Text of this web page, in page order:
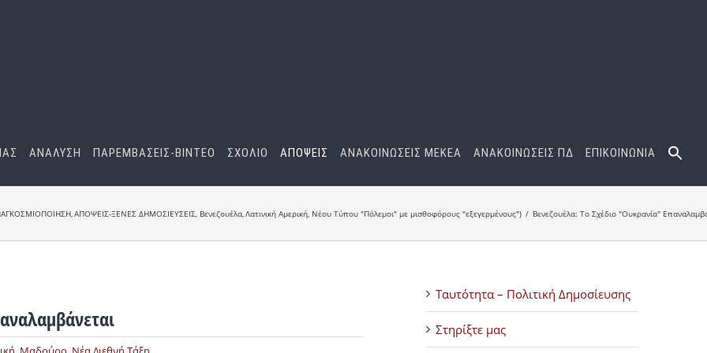
ΑΝΑΛΥΣΗ ΠΑΡΕΜΒΑΣΕΙΣ-BINTEO ΣΧΟΛΙΟ ΑΠΟΨΕΙΣ ΑΝΑΚΟΙΝΩΣΕΙΣ ΜΕΚΕΑ ΑΝΑΚΟΙΝΩΣΕΙΣ ΠΔ ΕΠΙΚΟΙΝΩΝΙΑ
ΑΠΟΨΕΙΣ-ΞΕΝΕΣ ΔΗΜΟΣΙΕΥΣΕΙΣ Βενεζουέλα Λατινική Αμερική Νέου Τύπου "Πόλεμοι" με μισθοφόρους "εξεγερμένους") Βενεζουέλα: Το Σχέδιο "Ουκρανία"
Ταυτότητα – Πολιτική Δημοσίευσης
Στηρίξτε μας